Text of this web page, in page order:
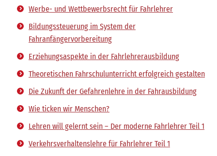
Werbe- und Wettbewerbsrecht für Fahrlehrer
Bildungssteuerung im System der
Fahranfängervorbereitung
Erziehungsaspekte in der Fahrlehrerausbildung
Theoretischen Fahrschulunterricht erfolgreich gestalten
Die Zukunft der Gefahrenlehre in der Fahrausbildung
Wie ticken wir Menschen?
Lehren will gelernt sein – Der moderne Fahrlehrer Teil 1
Verkehrsverhaltenslehre für Fahrlehrer Teil 1